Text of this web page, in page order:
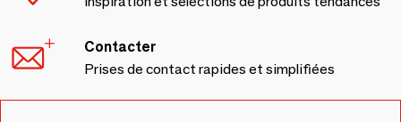
Contacter
Prises de contact rapides et simplifiées